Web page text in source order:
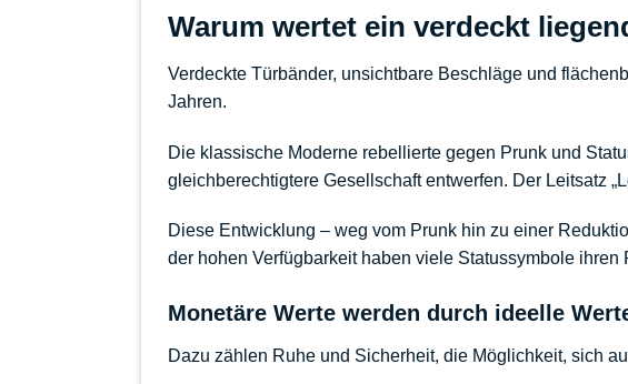
Warum wertet ein verdeckt
Verdeckte Türbänder, unsichtbare Beschläge und
Jahren.
Die klassische Moderne rebellierte gegen Prunk und
gleichberechtigtere Gesellschaft entwerfen. Der Leitsatz
Diese Entwicklung – weg vom Prunk hin zu einer
der hohen Verfügbarkeit haben viele Statussymbole ihren
Monetäre Werte werden durch ideelle
Dazu zählen Ruhe und Sicherheit, die Möglichkeit, sich